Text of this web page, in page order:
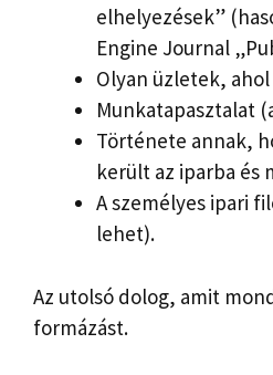
elhelyezések”
Engine Journal
Olyan üzletek,
Munkatapasztalat
Története annak,
került az iparba és
A személyes ipari
lehet).
Az utolsó dolog, amit
formázást.